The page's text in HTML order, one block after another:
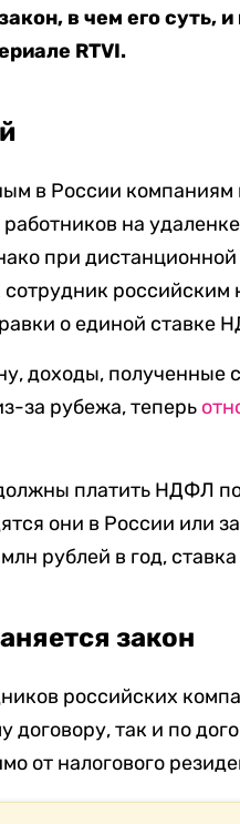
в чем его суть,
RTVI.
в России компаниям
работников на
при
сотрудник
о единой ставке
доходы, полученные
за рубежа, теперь
платить НДФЛ по
они в России или
рублей в год,
закон
российских
договору, так и по
от налогового